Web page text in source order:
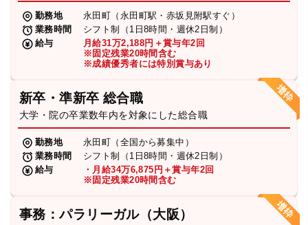
勤務地
永田町（永田町駅・赤坂見附駅すぐ）
業務時間
シフト制（1日8時間・週休2日制）
給与
月給31万2,188円＋賞与年2回
※固定残業20時間含む
※成績優秀者には特別賞与あり
新卒・準新卒 総合職
大学・院の卒業数年内を対象にした総合職
勤務地
永田町（全国から募集中）
業務時間
シフト制（1日8時間・週休2日制）
給与
・月給34万6,875円＋賞与年2回
※固定残業20時間含む
事務：パラリーガル（大阪）
解決実績
弁護士・税理士
費用